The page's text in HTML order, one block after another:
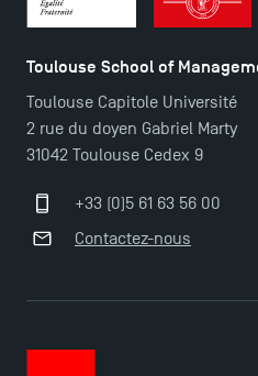
Toulouse School of
Toulouse Capitole Université
2 rue du doyen Gabriel Marty
31042 Toulouse Cedex 9
+33 (0)5 61 63 56 00
Contactez-nous